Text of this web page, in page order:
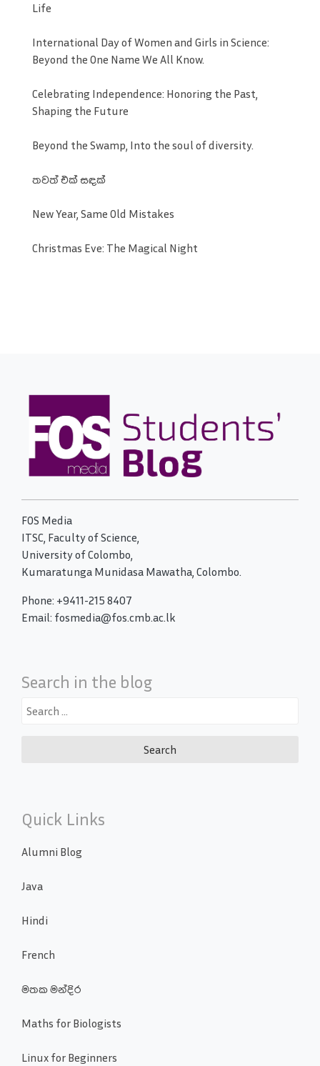
Life
International Day of Women and Girls in Science:
Beyond the One Name We All Know.
Celebrating Independence: Honoring the Past,
Shaping the Future
Beyond the Swamp, Into the soul of diversity.
තවත් එක් සඳක්
New Year, Same Old Mistakes
Christmas Eve: The Magical Night
FOS Media
ITSC, Faculty of Science,
University of Colombo,
Kumaratunga Munidasa Mawatha, Colombo.
Phone: +9411-215 8407
Email: fosmedia@fos.cmb.ac.lk
Search in the blog
Search
Quick Links
Alumni Blog
Java
Hindi
French
මතක මන්දිර
Maths for Biologists
Linux for Beginners